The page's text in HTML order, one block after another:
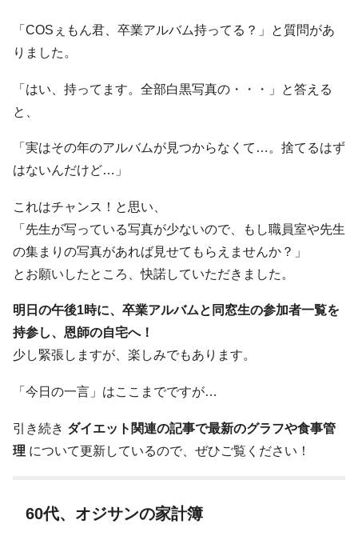
「COSぇもん君、卒業アルバム持ってる？」と質問があ
りました。
「はい、持ってます。全部白黒写真の・・・」と答える
と、
「実はその年のアルバムが見つからなくて…。捨てるはず
はないんだけど…」
これはチャンス！と思い、
「先生が写っている写真が少ないので、もし職員室や先生
の集まりの写真があれば見せてもらえませんか？」
とお願いしたところ、快諾していただきました。
明日の午後1時に、卒業アルバムと同窓生の参加者一覧を
持参し、恩師の自宅へ！
少し緊張しますが、楽しみでもあります。
「今日の一言」はここまでですが…
引き続き ダイエット関連の記事で最新のグラフや食事管
理 について更新しているので、ぜひご覧ください！
60代、オジサンの家計簿